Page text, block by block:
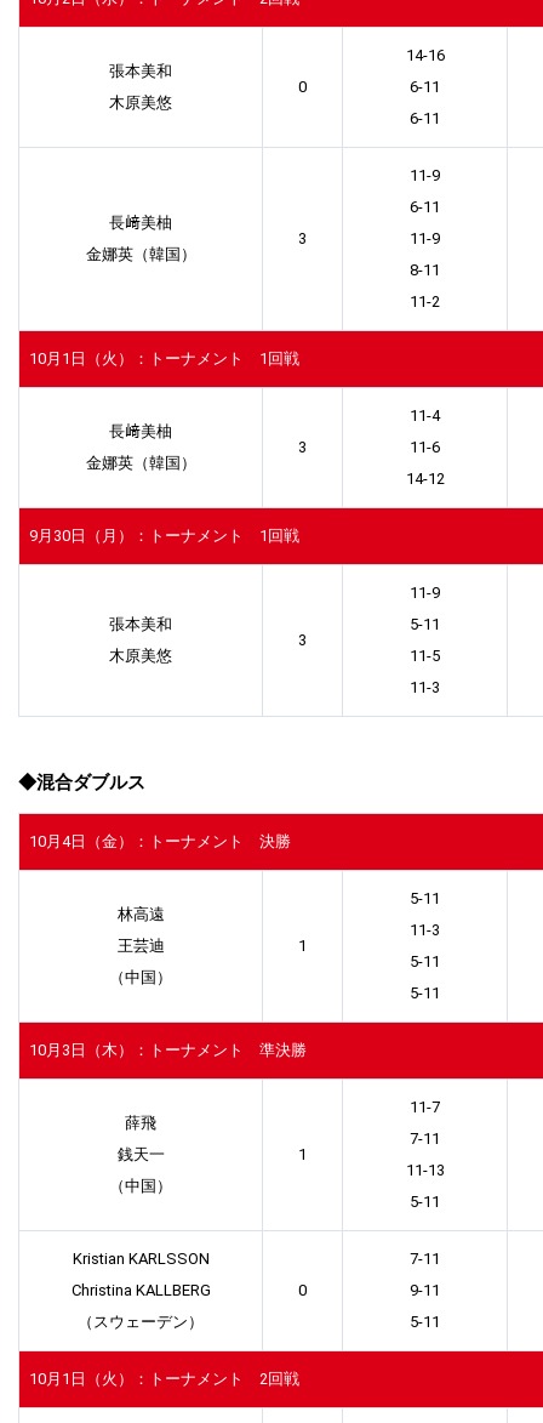
張本美和
木原美悠
0
14-16
6-11
6-11
長﨑美柚
金娜英（韓国）
3
11-9
6-11
11-9
8-11
11-2
10月1日（火）：トーナメント 1回戦
長﨑美柚
金娜英（韓国）
3
11-4
11-6
14-12
9月30日（月）：トーナメント 1回戦
張本美和
木原美悠
3
11-9
5-11
11-5
11-3
◆混合ダブルス
10月4日（金）：トーナメント 決勝
林高遠
王芸迪
（中国）
1
5-11
11-3
5-11
5-11
10月3日（木）：トーナメント 準決勝
薛飛
銭天一
（中国）
1
11-7
7-11
11-13
5-11
Kristian KARLSSON
Christina KALLBERG
（スウェーデン）
0
7-11
9-11
5-11
10月1日（火）：トーナメント 2回戦